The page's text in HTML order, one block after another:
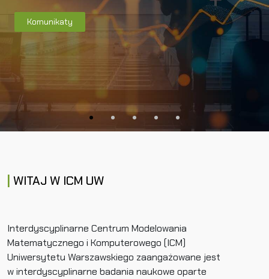
Komunikaty
WITAJ W ICM UW
Interdyscyplinarne Centrum Modelowania
Matematycznego i Komputerowego (ICM)
Uniwersytetu Warszawskiego zaangażowane jest
w interdyscyplinarne badania naukowe oparte